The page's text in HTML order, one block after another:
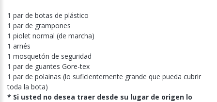
1 par de botas de plástico
1 par de grampones
1 piolet normal (de marcha)
1 arnés
1 mosquetón de seguridad
1 par de guantes Gore-tex
1 par de polainas (lo suficientemente grande que pueda cubrir
toda la bota)
* Si usted no desea traer desde su lugar de origen lo